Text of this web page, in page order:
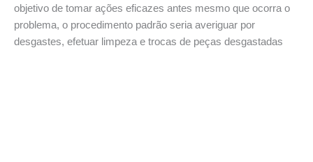
objetivo de tomar ações eficazes antes mesmo que ocorra o
problema, o procedimento padrão seria averiguar por
desgastes, efetuar limpeza e trocas de peças desgastadas